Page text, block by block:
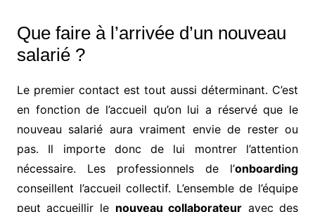
Que faire à l’arrivée d’un nouveau
salarié ?
Le premier contact est tout aussi déterminant. C’est
en fonction de l’accueil qu’on lui a réservé que le
nouveau salarié aura vraiment envie de rester ou
pas. Il importe donc de lui montrer l’attention
nécessaire. Les professionnels de l’onboarding
conseillent l’accueil collectif. L’ensemble de l’équipe
peut accueillir le nouveau collaborateur avec des